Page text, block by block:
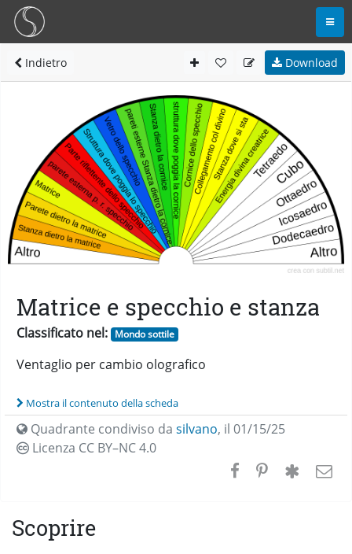
Indietro Download
Matrice e specchio e stanza
Classificato nel: Mondo sottile
Ventaglio per cambio olografico
Mostra il contenuto della scheda
Quadrante condiviso da silvano, il 01/15/25
Licenza CC BY–NC 4.0
Scoprire